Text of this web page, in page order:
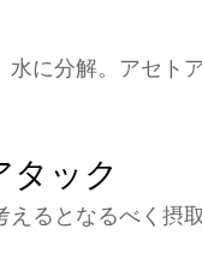
に分解。アセト
タック
るとなるべく摂